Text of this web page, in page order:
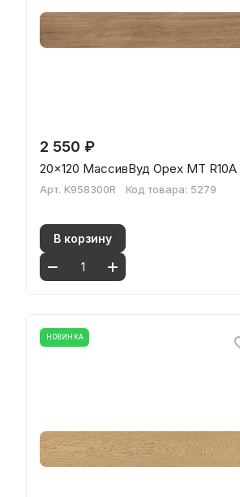
2 550 ₽
20x120 МассивВуд Орех МТ R10A
Арт. K958300R Код товара: 5279
В корзину
НОВИНКА